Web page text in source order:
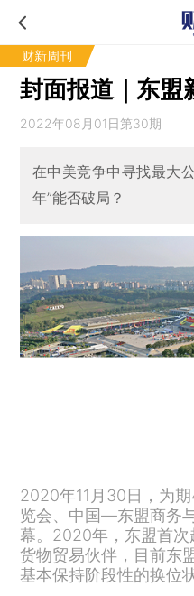
财新周刊
封面报道｜东盟
2022年08月01日第30期
在中美竞争中寻找最大
年”能否破局？
2020年11月30日，为
览会、中国—东盟商务
幕。2020年，东盟首
货物贸易伙伴，目前东
基本保持阶段性的换位